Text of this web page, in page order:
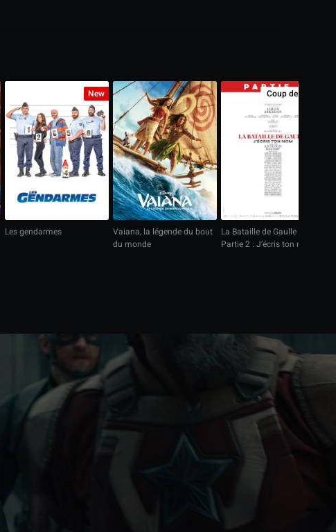
Les gendarmes
New
Vaiana, la légende du bout
du monde
La Bataille de Gaulle -
Partie 2 : J’écris ton nom
Coup de Cœur